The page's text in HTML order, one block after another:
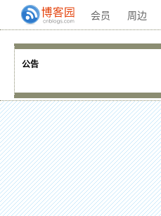
会员 周边
公告